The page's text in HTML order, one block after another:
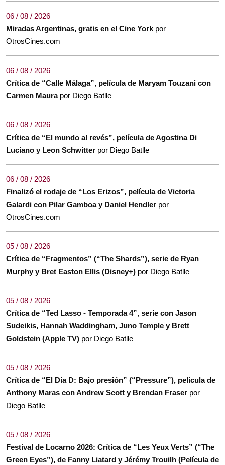
06 / 08 / 2026
Miradas Argentinas, gratis en el Cine York por
OtrosCines.com
06 / 08 / 2026
Crítica de “Calle Málaga”, película de Maryam Touzani con
Carmen Maura por Diego Batlle
06 / 08 / 2026
Crítica de “El mundo al revés”, película de Agostina Di
Luciano y Leon Schwitter por Diego Batlle
06 / 08 / 2026
Finalizó el rodaje de “Los Erizos”, película de Victoria
Galardi con Pilar Gamboa y Daniel Hendler por
OtrosCines.com
05 / 08 / 2026
Crítica de “Fragmentos” (“The Shards”), serie de Ryan
Murphy y Bret Easton Ellis (Disney+) por Diego Batlle
05 / 08 / 2026
Crítica de “Ted Lasso - Temporada 4”, serie con Jason
Sudeikis, Hannah Waddingham, Juno Temple y Brett
Goldstein (Apple TV) por Diego Batlle
05 / 08 / 2026
Crítica de “El Día D: Bajo presión” (“Pressure”), película de
Anthony Maras con Andrew Scott y Brendan Fraser por
Diego Batlle
05 / 08 / 2026
Festival de Locarno 2026: Crítica de “Les Yeux Verts” (“The
Green Eyes”), de Fanny Liatard y Jérémy Trouilh (Película de